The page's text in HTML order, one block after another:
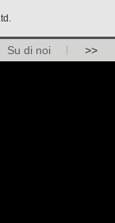
Su di noi >>